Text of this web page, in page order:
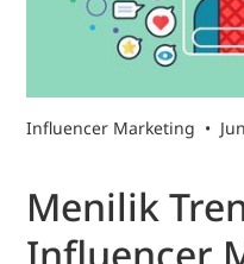
Influencer Marketing •
Menilik